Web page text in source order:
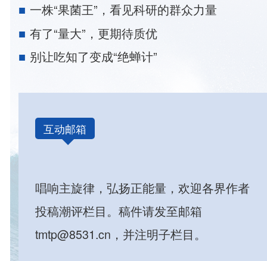
一株“果菌王”，看见科研的群众力量
有了“量大”，更期待质优
别让吃知了变成“绝蝉计”
互动邮箱
唱响主旋律，弘扬正能量，欢迎各界作者
投稿潮评栏目。稿件请发至邮箱
tmtp@8531.cn，并注明子栏目。